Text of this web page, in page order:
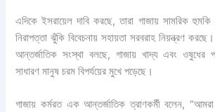
এদিকে ইসরায়েল দাবি করছে, তারা গাজায় সামরিক হুমকি
নিরাপত্তা ঝুঁকি বিবেচনায় সহায়তা সরবরাহ নিয়ন্ত্রণ
আন্তর্জাতিক সংস্থা বলছে, গাজায় খাদ্য এবং ওষুধের
সাধারণ মানুষ চরম বিপর্যয়ের মুখে পড়েছে।
গাজায় কর্মরত এক আন্তর্জাতিক ত্রাণকর্মী বলেন, “আমরা